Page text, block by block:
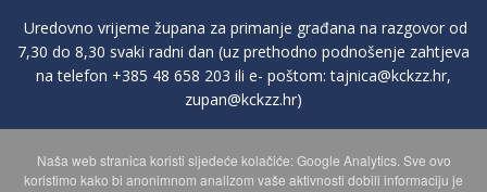
Uredovno vrijeme župana za primanje građana na razgovor od
7,30 do 8,30 svaki radni dan (uz prethodno podnošenje zahtjeva
na telefon +385 48 658 203 ili e- poštom:tajnica@kckzz.hr,
zupan@kckzz.hr)
POLITIKA ZAŠTITE PRIVATNOSTI OSOBNIH PODATAKA
Naša web stranica koristi sljedeće kolačiće: Google Analytics. Sve ovo
koristimo kako bi anonimnom analizom vaše aktivnosti dobili informaciju je